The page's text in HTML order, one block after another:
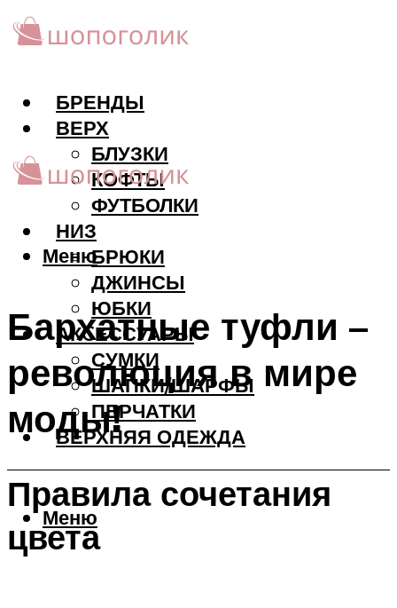
БРЕНДЫ
ВЕРХ
БЛУЗКИ
КОФТЫ
ФУТБОЛКИ
НИЗ
БРЮКИ
ДЖИНСЫ
ЮБКИ
АКCЕССУАРЫ
СУМКИ
ШАПКИ/ШАРФЫ
ПЕРЧАТКИ
ВЕРХНЯЯ ОДЕЖДА
Меню
Меню
Бархатные туфли –
революция в мире
моды!
Правила сочетания
цвета